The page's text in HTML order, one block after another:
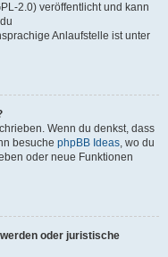
2.0) veröffentlicht und kann
Anlaufstelle ist unter
Wenn du denkst, dass
besuche phpBB Ideas, wo du
oder neue Funktionen
oder juristische